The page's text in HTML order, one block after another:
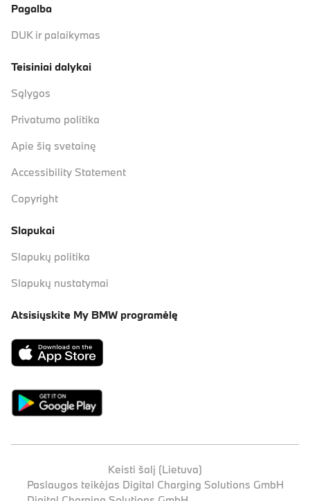
Pagalba
DUK ir palaikymas
Teisiniai dalykai
Sąlygos
Privatumo politika
Apie šią svetainę
Accessibility Statement
Copyright
Slapukai
Slapukų politika
Slapukų nustatymai
Atsisiųskite My BMW programėlę
Keisti šalį (Lietuva)
Paslaugos teikėjas Digital Charging Solutions GmbH